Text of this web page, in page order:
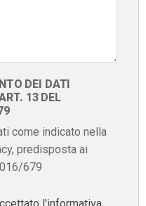
DEI DATI
13 DEL
come indicato nella
predisposta ai
679